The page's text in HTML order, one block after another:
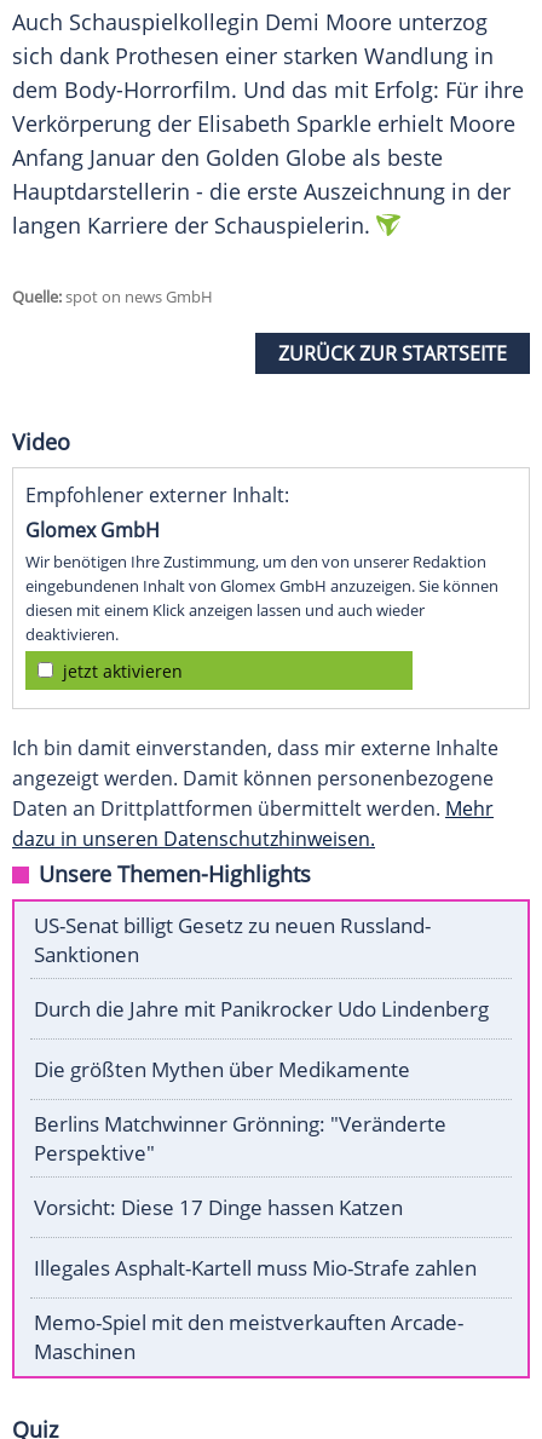
Auch Schauspielkollegin Demi Moore unterzog
sich dank Prothesen einer starken Wandlung in
dem Body-Horrorfilm. Und das mit Erfolg: Für ihre
Verkörperung der Elisabeth Sparkle erhielt Moore
Anfang Januar den Golden Globe als beste
Hauptdarstellerin - die erste Auszeichnung in der
langen Karriere der Schauspielerin.
Quelle:spot on news GmbH
ZURÜCK ZUR STARTSEITE
Video
Empfohlener externer Inhalt:
Glomex GmbH
Wir benötigen Ihre Zustimmung, um den von unserer Redaktion
eingebundenen Inhalt von Glomex GmbH anzuzeigen. Sie können
diesen mit einem Klick anzeigen lassen und auch wieder
deaktivieren.
jetzt aktivieren
Ich bin damit einverstanden, dass mir externe Inhalte
angezeigt werden. Damit können personenbezogene
Daten an Drittplattformen übermittelt werden. Mehr
dazu in unseren Datenschutzhinweisen.
Unsere Themen-Highlights
US-Senat billigt Gesetz zu neuen Russland-
Sanktionen
Durch die Jahre mit Panikrocker Udo Lindenberg
Die größten Mythen über Medikamente
Berlins Matchwinner Grönning: "Veränderte
Perspektive"
Vorsicht: Diese 17 Dinge hassen Katzen
Illegales Asphalt-Kartell muss Mio-Strafe zahlen
Memo-Spiel mit den meistverkauften Arcade-
Maschinen
Quiz